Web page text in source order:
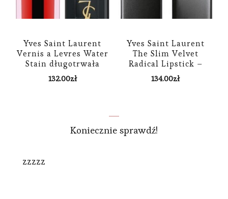
Yves Saint Laurent
Vernis a Levres Water
Stain długotrwała
szminka w płynie 618
Wet Vermilion 5,9ml
132.00zł
Yves Saint Laurent
The Slim Velvet
Radical Lipstick –
Szminka do ust 304
134.00zł
Koniecznie sprawdź!
zzzzz